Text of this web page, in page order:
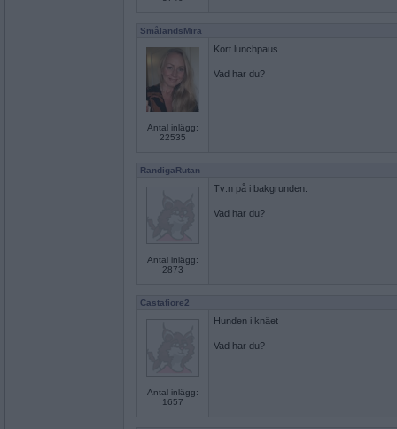
SmålandsMira
Antal inlägg:
22535
Kort lunchpaus
Vad har du?
RandigaRutan
Antal inlägg:
2873
Tv:n på i bakgrunden.
Vad har du?
Castafiore2
Antal inlägg:
1657
Hunden i knäet
Vad har du?